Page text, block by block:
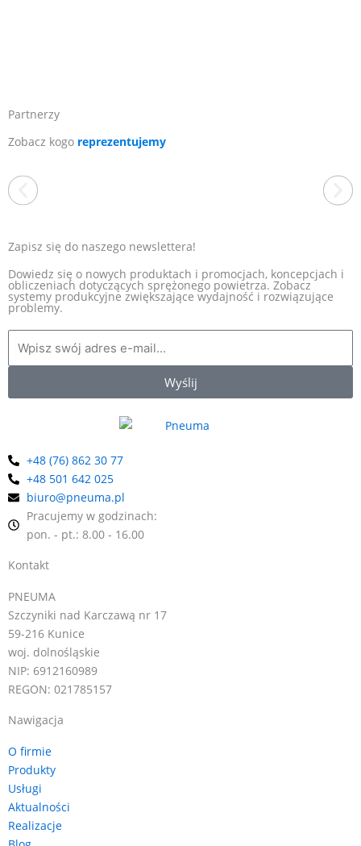
Partnerzy
Zobacz kogo reprezentujemy
EXAIR
Jesteśmy wyłącznym dystrybutorem amerykańskiej firmy EXAIR
w Polsce. To producent, który od ponad 40 lat wyznacza
standardy w branży produktów zasilanych sprężonym
powietrzem. Oferta obejmuje energooszczędne dysze
odkurzacze pneumatyczne i wiele innych. Jako wieloletni
dystrybutor marki EXAIR w Polsce, oferujemy kompleksową
pomoc w doborze odpowiednich urządzeń.
Zapisz się do naszego newslettera!
Dowiedz się o nowych produktach i promocjach, koncepcjach i
obliczeniach dotyczących sprężonego powietrza. Zobacz
systemy produkcyjne zwiększające wydajność i rozwiązujące
problemy.
Wyślij
+48 (76) 862 30 77
+48 501 642 025
biuro@pneuma.pl
Pracujemy w godzinach:
pon. - pt.: 8.00 - 16.00
Kontakt
PNEUMA
Szczyniki nad Karczawą nr 17
59-216 Kunice
woj. dolnośląskie
NIP: 6912160989
REGON: 021785157
Nawigacja
O firmie
Produkty
Usługi
Aktualności
Realizacje